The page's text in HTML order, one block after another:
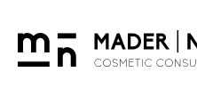
springen